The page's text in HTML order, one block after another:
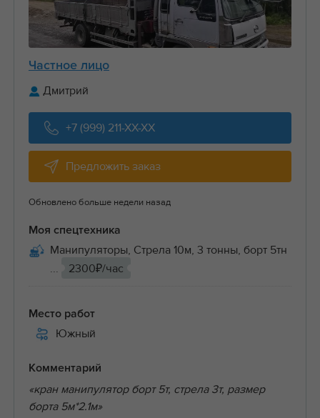
Частное лицо
Дмитрий
+7 (999) 211-XX-XX
Предложить заказ
Обновлено больше недели назад
Моя спецтехника
Манипуляторы, Стрела 10м, 3 тонны, борт 5тн
...
2300₽/час
Место работ
Южный
Комментарий
«кран манипулятор борт 5т, стрела 3т, размер
борта 5м*2.1м»